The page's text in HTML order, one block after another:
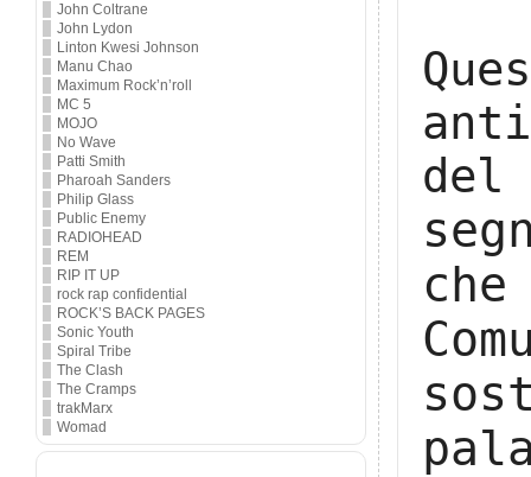
John Coltrane
John Lydon
Linton Kwesi Johnson
Manu Chao
Maximum Rock’n’roll
MC 5
MOJO
No Wave
Patti Smith
Pharoah Sanders
Philip Glass
Public Enemy
RADIOHEAD
REM
RIP IT UP
rock rap confidential
ROCK’S BACK PAGES
Sonic Youth
Spiral Tribe
The Clash
The Cramps
trakMarx
Womad